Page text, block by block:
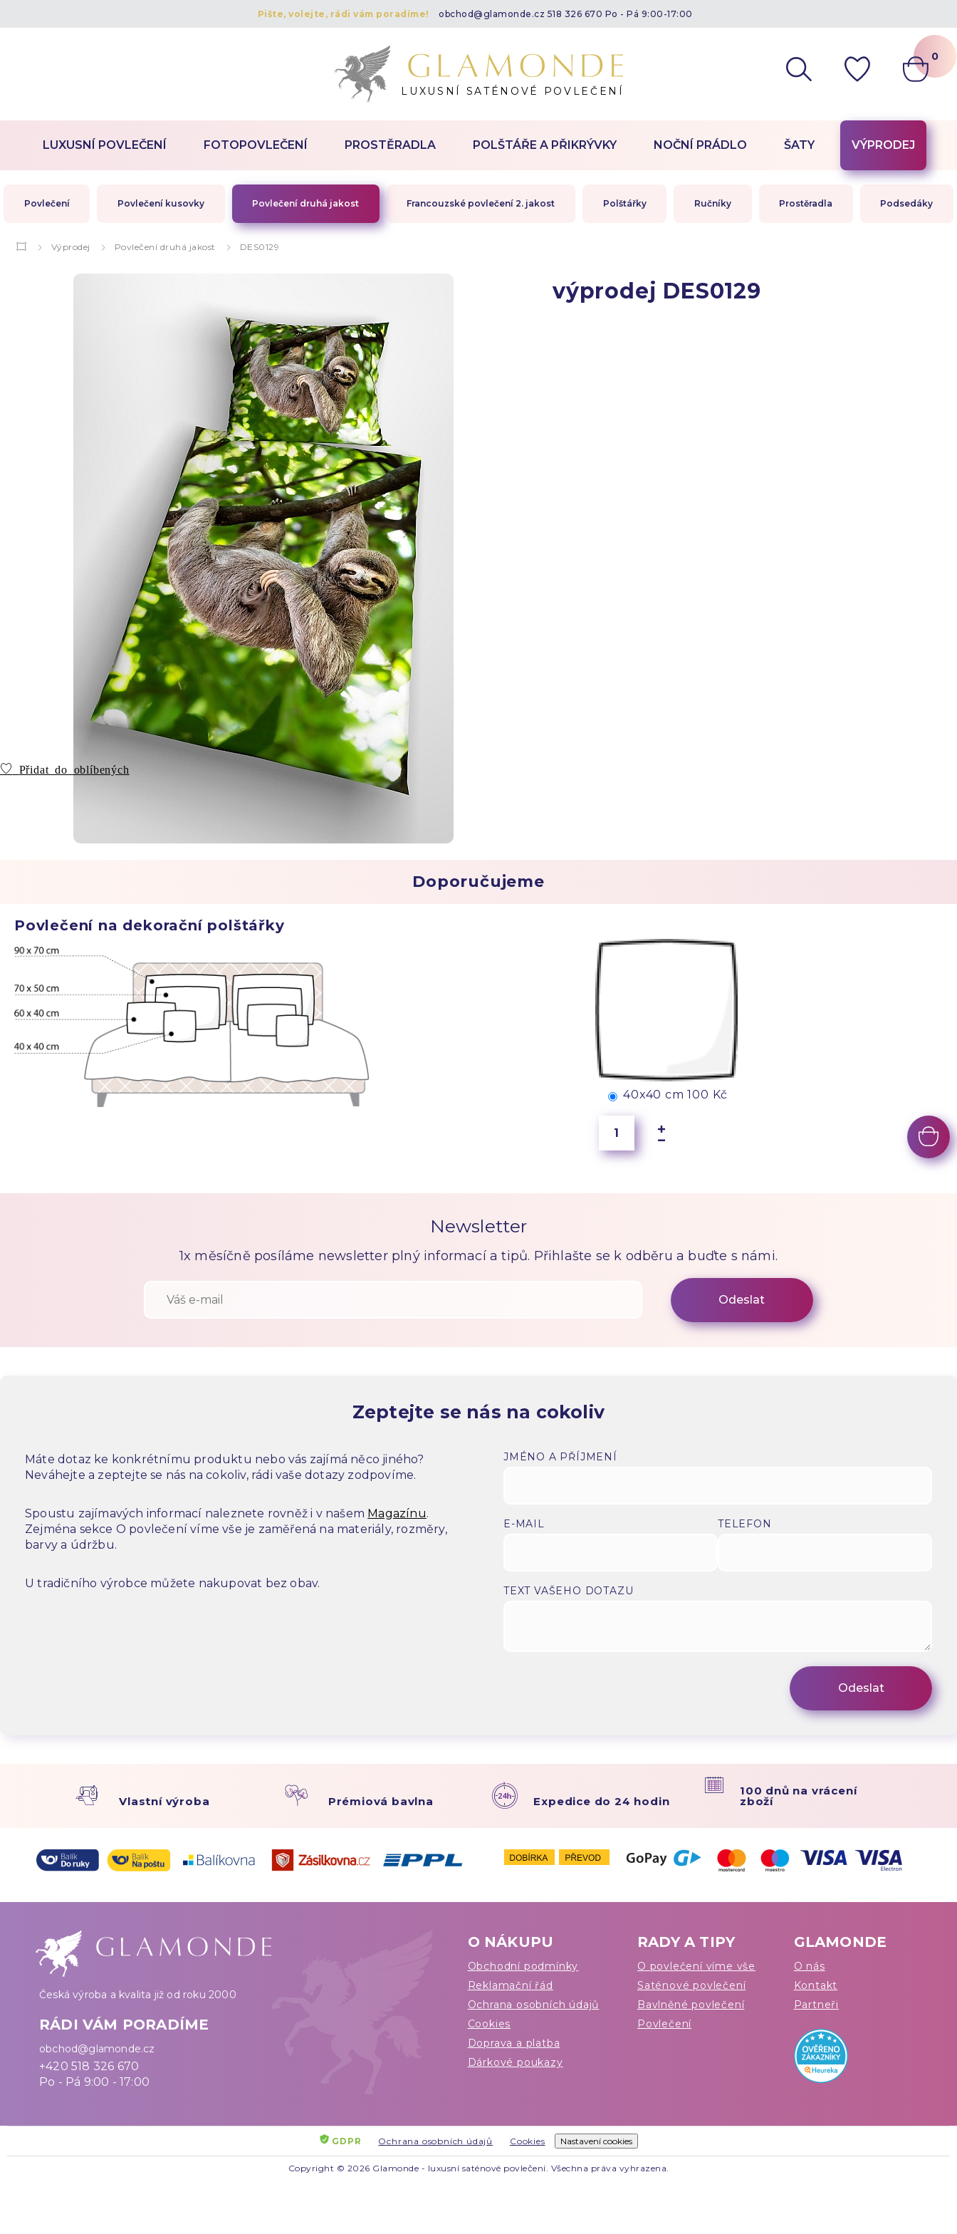
Pište, volejte, rádi vám poradíme! obchod@glamonde.cz 518 326 670 Po - Pá 9:00-17:00
LUXUSNÍ SATÉNOVÉ POVLEČENÍ
0
LUXUSNÍ POVLEČENÍ FOTOPOVLEČENÍ PROSTĚRADLA POLŠTÁŘE A PŘIKRÝVKY NOČNÍ PRÁDLO ŠATY VÝPRODEJ
Povlečení Povlečení kusovky Povlečení druhá jakost Francouzské povlečení 2. jakost Polštářky Ručníky Prostěradla Podsedáky
Výprodej Povlečení druhá jakost DES0129
Přidat do oblíbených
výprodej DES0129
Doporučujeme
Povlečení na dekorační polštářky
40x40 cm 100 Kč
Newsletter
1x měsíčně posíláme newsletter plný informací a tipů. Přihlašte se k odběru a buďte s námi.
Zeptejte se nás na cokoliv
Máte dotaz ke konkrétnímu produktu nebo vás zajímá něco jiného?
Neváhejte a zeptejte se nás na cokoliv, rádi vaše dotazy zodpovíme.
Spoustu zajímavých informací naleznete rovněž i v našem Magazínu.
Zejména sekce O povlečení víme vše je zaměřená na materiály, rozměry,
barvy a údržbu.
U tradičního výrobce můžete nakupovat bez obav.
JMÉNO A PŘÍJMENÍ
E-MAIL TELEFON
TEXT VAŠEHO DOTAZU
Vlastní výroba Prémiová bavlna Expedice do 24 hodin
100 dnů na vrácení
zboží
Česká výroba a kvalita již od roku 2000
RÁDI VÁM PORADÍME
obchod@glamonde.cz
+420 518 326 670
Po - Pá 9:00 - 17:00
O NÁKUPU
Obchodní podmínky
Reklamační řád
Ochrana osobních údajů
Cookies
Doprava a platba
Dárkové poukazy
RADY A TIPY
O povlečení víme vše
Saténové povlečení
Bavlněné povlečení
Povlečení
GLAMONDE
O nás
Kontakt
Partneři
GDPR Ochrana osobních údajů Cookies Nastavení cookies
Copyright © 2026 Glamonde - luxusní saténové povlečení. Všechna práva vyhrazena.